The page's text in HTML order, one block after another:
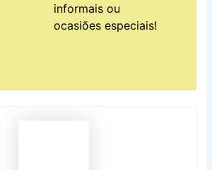
informais ou
ocasiões especiais!